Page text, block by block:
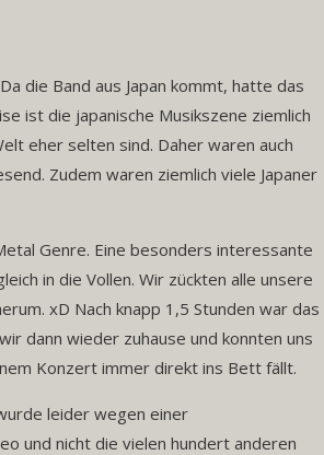
die Band aus Japan kommt, hatte das
ist die japanische Musikszene ziemlich
eher selten sind. Daher waren auch
Zudem waren ziemlich viele Japaner
Genre. Eine besonders interessante
in die Vollen. Wir zückten alle unsere
xD Nach knapp 1,5 Stunden war das
dann wieder zuhause und konnten uns
Konzert immer direkt ins Bett fällt.
leider wegen einer
und nicht die vielen hundert anderen